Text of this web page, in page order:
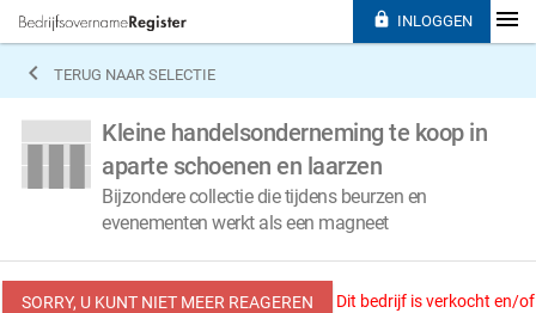
 TERUG NAAR SELECTIE
Kleine handelsonderneming te koop in
aparte schoenen en laarzen
Bijzondere collectie die tijdens beurzen en
evenementen werkt als een magneet
SORRY, U KUNT NIET MEER REAGEREN
Dit bedrijf is verkocht en/of
 INLOGGEN